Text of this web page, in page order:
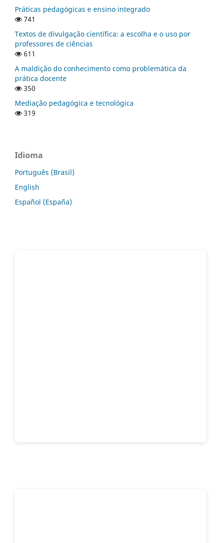
Práticas pedagógicas e ensino integrado
741
Textos de divulgação científica: a escolha e o uso por
professores de ciências
611
A maldição do conhecimento como problemática da
prática docente
350
Mediação pedagógica e tecnológica
319
Idioma
Português (Brasil)
English
Español (España)